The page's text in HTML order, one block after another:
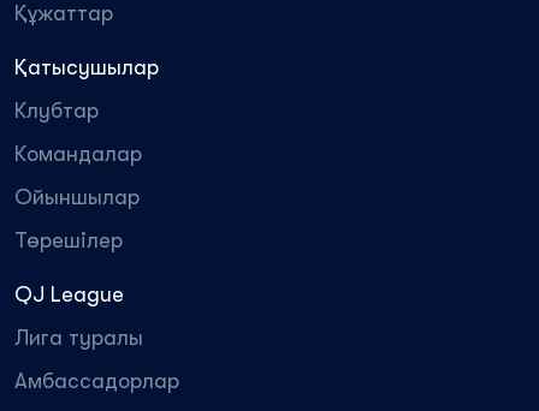
Құжаттар
Қатысушылар
Клубтар
Командалар
Ойыншылар
Төрешілер
QJ League
Лига туралы
Амбассадорлар